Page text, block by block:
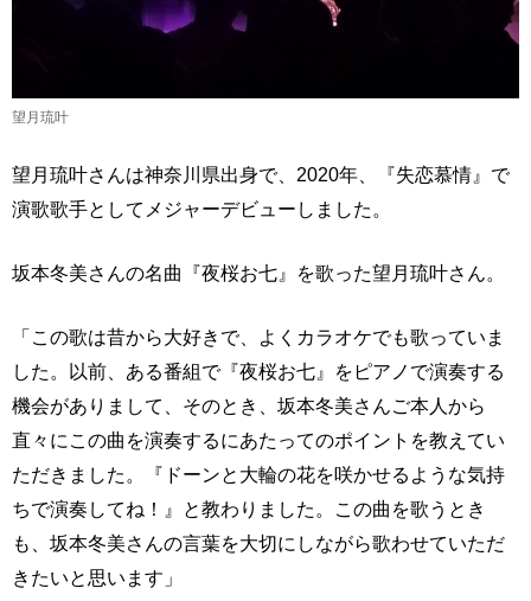
望月琉叶
望月琉叶さんは神奈川県出身で、2020年、『失恋慕情』で
演歌歌手としてメジャーデビューしました。
坂本冬美さんの名曲『夜桜お七』を歌った望月琉叶さん。
「この歌は昔から大好きで、よくカラオケでも歌っていま
した。以前、ある番組で『夜桜お七』をピアノで演奏する
機会がありまして、そのとき、坂本冬美さんご本人から
直々にこの曲を演奏するにあたってのポイントを教えてい
ただきました。『ドーンと大輪の花を咲かせるような気持
ちで演奏してね！』と教わりました。この曲を歌うとき
も、坂本冬美さんの言葉を大切にしながら歌わせていただ
きたいと思います」